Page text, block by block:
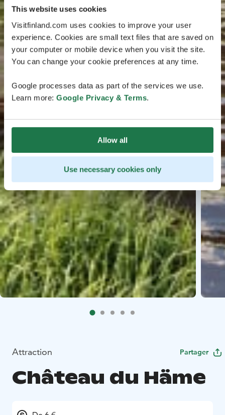
This website uses cookies
Visitfinland.com uses cookies to improve your user
experience. Cookies are small text files that are saved on
your computer or mobile device when you visit the site.
You can change your cookie preferences at any time.
Google processes data as part of the services we use.
Learn more: Google Privacy & Terms.
Allow all
Use necessary cookies only
Attraction Partager
Château du Häme